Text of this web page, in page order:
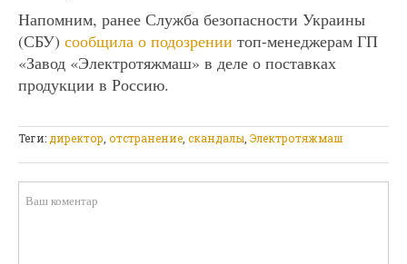
Напомним, ранее Служба безопасности Украины
(СБУ) сообщила о подозрении топ-менеджерам ГП
«Завод «Электротяжмаш» в деле о поставках
продукции в Россию.
Теги: директор отстранение скандалы Электротяжмаш